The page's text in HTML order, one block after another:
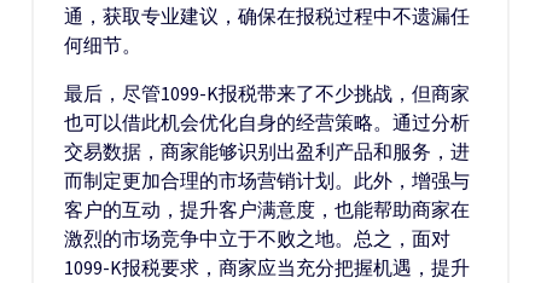
通，获取专业建议，确保在报税过程中不遗漏任
何细节。
最后，尽管1099-K报税带来了不少挑战，但商家
也可以借此机会优化自身的经营策略。通过分析
交易数据，商家能够识别出盈利产品和服务，进
而制定更加合理的市场营销计划。此外，增强与
客户的互动，提升客户满意度，也能帮助商家在
激烈的市场竞争中立于不败之地。总之，面对
1099-K报税要求，商家应当充分把握机遇，提升